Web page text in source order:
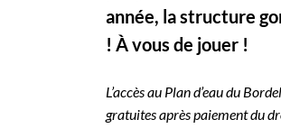
année, la structure
! À vous de jouer !
L’accès au Plan d’eau du
gratuites après paiement du